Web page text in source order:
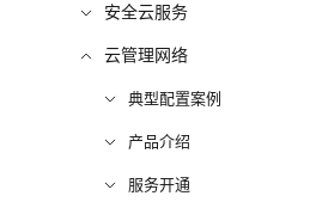
安全云服务
云管理网络
典型配置案例
产品介绍
服务开通